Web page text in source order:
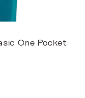
One Pocket